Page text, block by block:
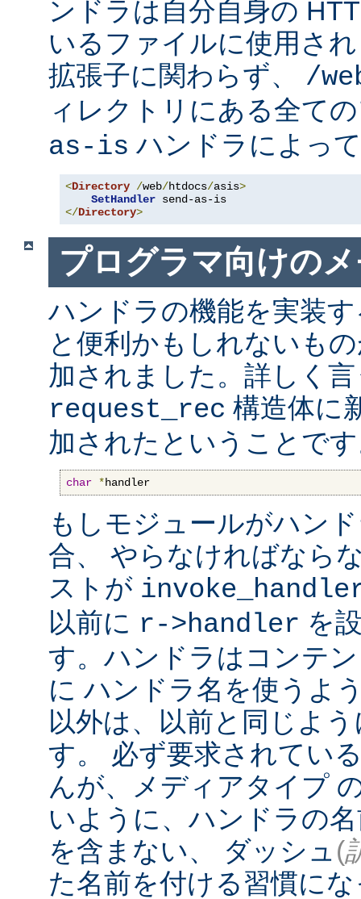
ンドラは自分自身の
いるファイルに使用さ
拡張子に関わらず、 /
ィレクトリにある全て
as-is ハンドラによっ
<Directory /web/htdocs/asis>
SetHandler
</Directory>
プログラマ向けの
ハンドラの機能を実装
と便利かもしれないも
加されました。詳しく
request_rec 構造体に
加されたということで
char *handler
もしモジュールがハン
合、 やらなければなら
ストが
以前に r->handler を
す。ハンドラはコンテ
に ハンドラ名を使うよ
以外は、以前と同じよ
す。 必ず要求されてい
んが、メディアタイプ
いように、ハンドラの
を含まない、 ダッシュ (
た名前を付ける習慣に